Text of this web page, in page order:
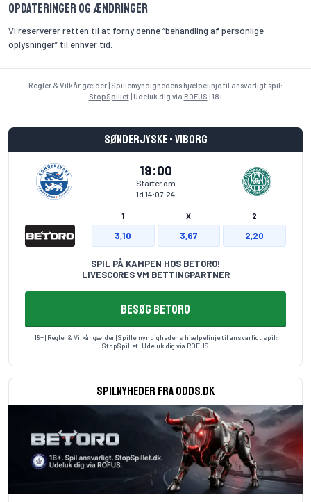
Opdateringer og ændringer
Vi reserverer retten til at forny denne “behandling af personlige
oplysninger” til enhver tid.
Regler & Vilkår gælder | Spillemyndighedens hjælpelinje til ansvarligt spil:
StopSpillet| Udeluk dig via ROFUS | 18+
Sønderjyske - Viborg
19:00
Starter om
1d 14:07:23
1 X 2
3,10 3,67 2,20
SPIL PÅ KAMPEN HOS BETORO!
LIVESCORES VM BETTINGPARTNER
BESØG BETORO
18+ | Regler & Vilkår gælder | Spillemyndighedens hjælpelinje til ansvarligt spil:
StopSpillet | Udeluk dig via ROFUS
Spilnyheder fra odds.dk